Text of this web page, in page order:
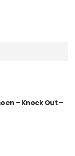
– Knock Out –